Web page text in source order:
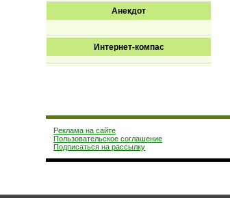
Анекдот
Интернет-компас
Реклама на сайте
Пользовательское соглашение
Подписаться на рассылку